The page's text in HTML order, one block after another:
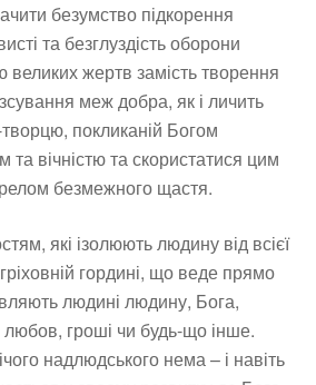
безумство підкорення
та безглуздість оборони
великих жертв замість творення
меж добра, як і личить
покликаній Богом
та вічністю та скористатися цим
безмежного щастя.
які ізолюють людину від всієї
гордині, що веде прямо
людині людину, Бога,
любов, гроші чи будь-що інше.
надлюдського нема – і навіть